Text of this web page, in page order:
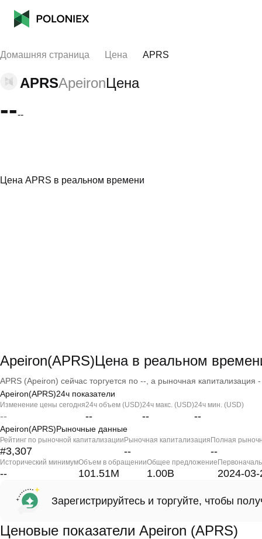
Домашняя страница Цена APRS
APRSApeironЦена
----
Цена APRS в реальном времени
Apeiron(APRS)Цена в реальном
APRS (Apeiron) сейчас торгуется по --, а рыночная капитализация
Apeiron(APRS)24ч показатели
Изменение цены сегодня
--
24ч объем (USD)
--
24ч макс. (USD)
--
24ч мин. (USD)
--
Apeiron(APRS)Рыночные данные
Рейтинг по рыночной капитализации
#3,307
Рыночная капитализация
--
Полная
--
Исторический минимум
--
Объем в обращении
101.51M
Общее предложение
1.00B 2024-03-
Зарегистрируйтесь и торгуйте, чтобы
Ценовые показатели Apeiron (APRS)